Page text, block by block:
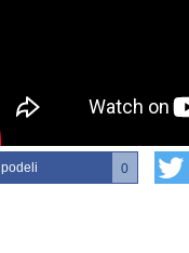
podeli 0